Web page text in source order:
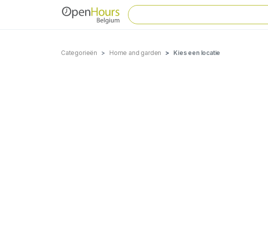
Categorieën Home and garden Kies een locatie